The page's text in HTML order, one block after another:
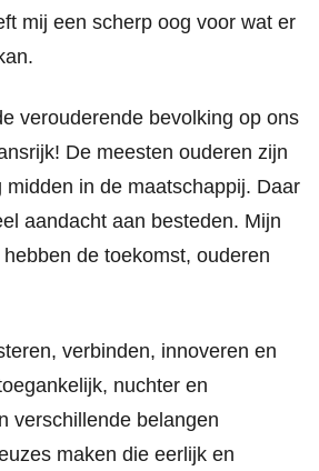
mij een scherp oog voor wat er
verouderende bevolking op ons
De meesten ouderen zijn
midden in de maatschappij. Daar
aandacht aan besteden. Mijn
de toekomst, ouderen
verbinden, innoveren en
nuchter en
verschillende belangen
maken die eerlijk en